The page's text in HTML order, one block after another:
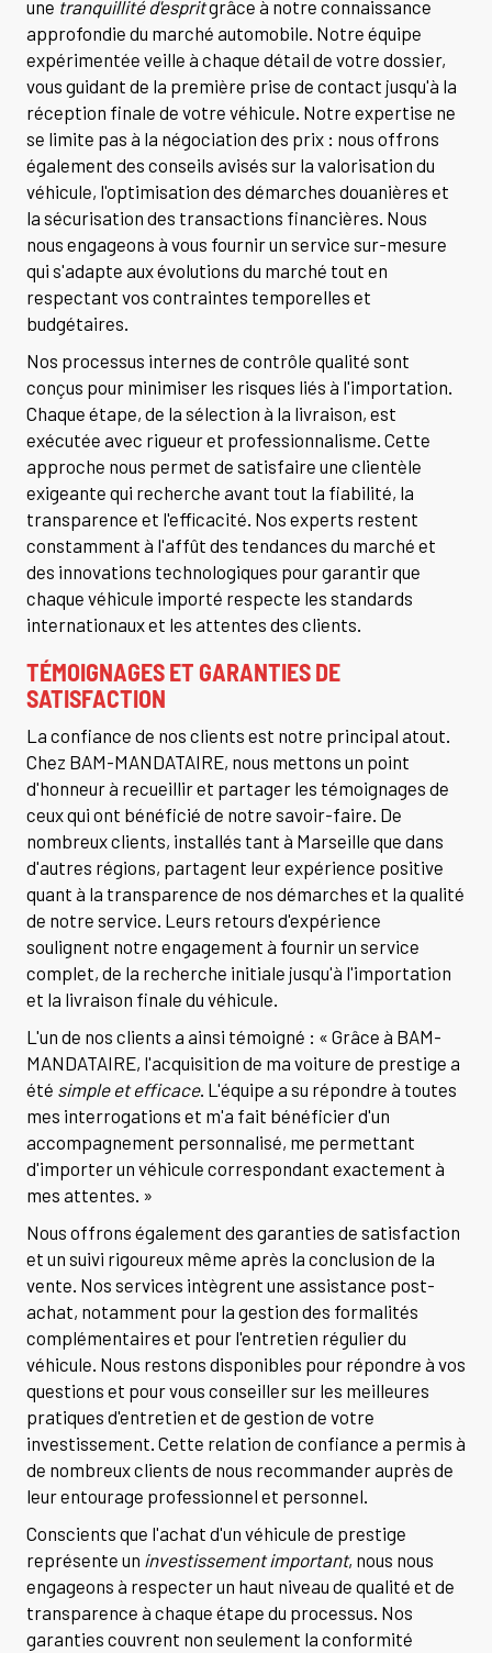
une tranquillité d'espritgrâce à notre connaissance
approfondie du marché automobile. Notre équipe
expérimentée veille à chaque détail de votre dossier,
vous guidant de la première prise de contact jusqu'à la
réception finale de votre véhicule. Notre expertise ne
se limite pas à la négociation des prix : nous offrons
également des conseils avisés sur la valorisation du
véhicule, l'optimisation des démarches douanières et
la sécurisation des transactions financières. Nous
nous engageons à vous fournir un service sur-mesure
qui s'adapte aux évolutions du marché tout en
respectant vos contraintes temporelles et
budgétaires.
Nos processus internes de contrôle qualité sont
conçus pour minimiser les risques liés à l'importation.
Chaque étape, de la sélection à la livraison, est
exécutée avec rigueur et professionnalisme. Cette
approche nous permet de satisfaire une clientèle
exigeante qui recherche avant tout la fiabilité, la
transparence et l'efficacité. Nos experts restent
constamment à l'affût des tendances du marché et
des innovations technologiques pour garantir que
chaque véhicule importé respecte les standards
internationaux et les attentes des clients.
TÉMOIGNAGES ET GARANTIES DE
SATISFACTION
La confiance de nos clients est notre principal atout.
Chez BAM-MANDATAIRE, nous mettons un point
d'honneur à recueillir et partager les témoignages de
ceux qui ont bénéficié de notre savoir-faire. De
nombreux clients, installés tant à Marseille que dans
d'autres régions, partagent leur expérience positive
quant à la transparence de nos démarches et la qualité
de notre service. Leurs retours d'expérience
soulignent notre engagement à fournir un service
complet, de la recherche initiale jusqu'à l'importation
et la livraison finale du véhicule.
L'un de nos clients a ainsi témoigné : « Grâce à BAM-
MANDATAIRE, l'acquisition de ma voiture de prestige a
été simple et efficace. L'équipe a su répondre à toutes
mes interrogations et m'a fait bénéficier d'un
accompagnement personnalisé, me permettant
d'importer un véhicule correspondant exactement à
mes attentes. »
Nous offrons également des garanties de satisfaction
et un suivi rigoureux même après la conclusion de la
vente. Nos services intègrent une assistance post-
achat, notamment pour la gestion des formalités
complémentaires et pour l'entretien régulier du
véhicule. Nous restons disponibles pour répondre à vos
questions et pour vous conseiller sur les meilleures
pratiques d'entretien et de gestion de votre
investissement. Cette relation de confiance a permis à
de nombreux clients de nous recommander auprès de
leur entourage professionnel et personnel.
Conscients que l'achat d'un véhicule de prestige
représente un investissement important, nous nous
engageons à respecter un haut niveau de qualité et de
transparence à chaque étape du processus. Nos
garanties couvrent non seulement la conformité